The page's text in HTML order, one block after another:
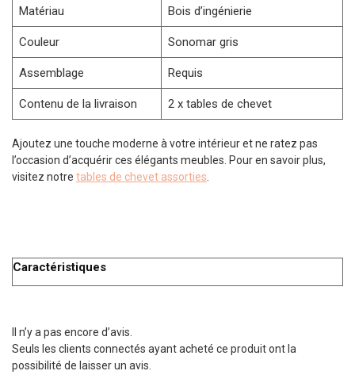
Matériau Bois d’ingénierie
Couleur Sonomar gris
Assemblage Requis
Contenu de la livraison 2 x tables de chevet
Ajoutez une touche moderne à votre intérieur et ne ratez pas
l’occasion d’acquérir ces élégants meubles. Pour en savoir plus,
visitez notre tables de chevet assorties
Caractéristiques
Il n’y a pas encore d’avis.
Seuls les clients connectés ayant acheté ce produit ont la
possibilité de laisser un avis.